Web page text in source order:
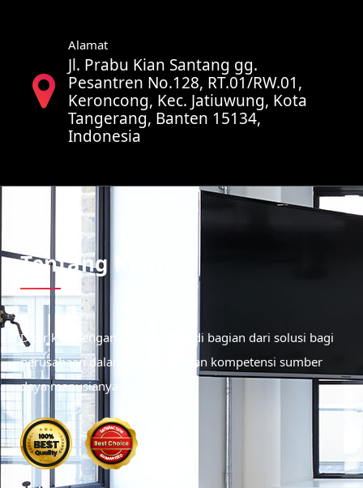
Alamat
Jl. Prabu Kian Santang gg.
Pesantren No.128, RT.01/RW.01,
Keroncong, Kec. Jatiuwung, Kota
Tangerang, Banten 15134,
Indonesia
Tentang Kami
Didirikan dengan tujuan menjadi bagian dari solusi bagi
perusahaan dalam meningkatkan kompetensi sumber
daya manusianya.